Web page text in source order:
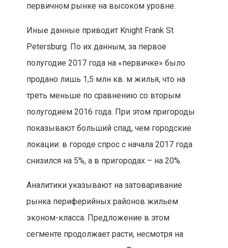
первичном рынке на высоком уровне.
Иные данные приводит Knight Frank St
Petersburg. По их данным, за первое
полугодие 2017 года на «первичке» было
продано лишь 1,5 млн кв. м жилья, что на
треть меньше по сравнению со вторым
полугодием 2016 года. При этом пригороды
показывают больший спад, чем городские
локации: в городе спрос с начала 2017 года
снизился на 5%, а в пригородах – на 20%.
Аналитики указывают на затоваривание
рынка периферийных районов жильем
эконом-класса. Предложение в этом
сегменте продолжает расти, несмотря на